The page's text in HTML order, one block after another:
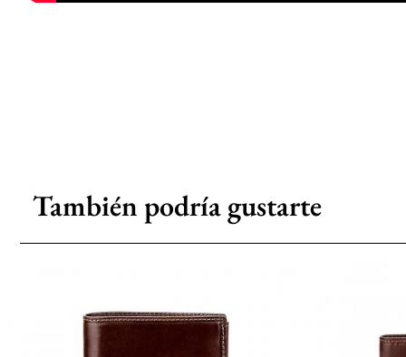
También podría gustarte